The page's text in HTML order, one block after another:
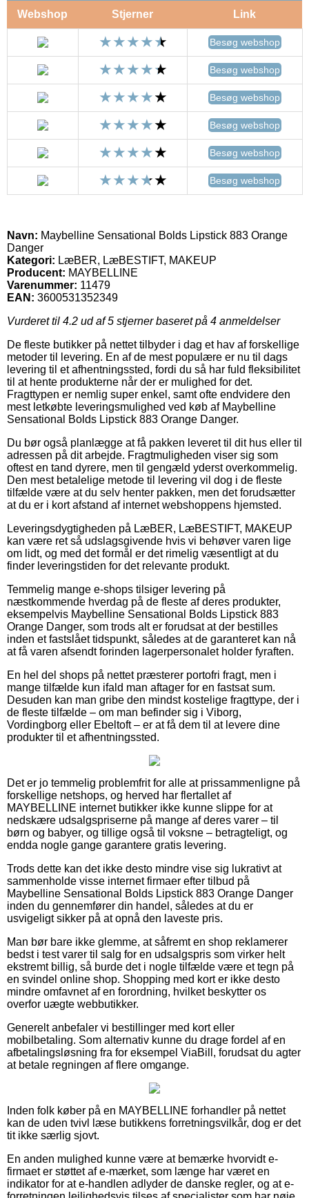
Webshop Stjerner Link
Besøg webshop
Besøg webshop
Besøg webshop
Besøg webshop
Besøg webshop
Besøg webshop
Navn: Maybelline Sensational Bolds Lipstick 883 Orange
Danger
Kategori: LæBER, LæBESTIFT, MAKEUP
Producent: MAYBELLINE
Varenummer: 11479
EAN: 3600531352349
Vurderet til 4.2 ud af 5 stjerner baseret på 4 anmeldelser
De fleste butikker på nettet tilbyder i dag et hav af forskellige
metoder til levering. En af de mest populære er nu til dags
levering til et afhentningssted, fordi du så har fuld fleksibilitet
til at hente produkterne når der er mulighed for det.
Fragttypen er nemlig super enkel, samt ofte endvidere den
mest letkøbte leveringsmulighed ved køb af Maybelline
Sensational Bolds Lipstick 883 Orange Danger.
Du bør også planlægge at få pakken leveret til dit hus eller til
adressen på dit arbejde. Fragtmuligheden viser sig som
oftest en tand dyrere, men til gengæld yderst overkommelig.
Den mest betalelige metode til levering vil dog i de fleste
tilfælde være at du selv henter pakken, men det forudsætter
at du er i kort afstand af internet webshoppens hjemsted.
Leveringsdygtigheden på LæBER, LæBESTIFT, MAKEUP
kan være ret så udslagsgivende hvis vi behøver varen lige
om lidt, og med det formål er det rimelig væsentligt at du
finder leveringstiden for det relevante produkt.
Temmelig mange e-shops tilsiger levering på
næstkommende hverdag på de fleste af deres produkter,
eksempelvis Maybelline Sensational Bolds Lipstick 883
Orange Danger, som trods alt er forudsat at der bestilles
inden et fastslået tidspunkt, således at de garanteret kan nå
at få varen afsendt forinden lagerpersonalet holder fyraften.
En hel del shops på nettet præsterer portofri fragt, men i
mange tilfælde kun ifald man aftager for en fastsat sum.
Desuden kan man gribe den mindst kostelige fragttype, der i
de fleste tilfælde – om man befinder sig i Viborg,
Vordingborg eller Ebeltoft – er at få dem til at levere dine
produkter til et afhentningssted.
Det er jo temmelig problemfrit for alle at prissammenligne på
forskellige netshops, og herved har flertallet af
MAYBELLINE internet butikker ikke kunne slippe for at
nedskære udsalgspriserne på mange af deres varer – til
børn og babyer, og tillige også til voksne – betragteligt, og
endda nogle gange garantere gratis levering.
Trods dette kan det ikke desto mindre vise sig lukrativt at
sammenholde visse internet firmaer efter tilbud på
Maybelline Sensational Bolds Lipstick 883 Orange Danger
inden du gennemfører din handel, således at du er
usvigeligt sikker på at opnå den laveste pris.
Man bør bare ikke glemme, at såfremt en shop reklamerer
bedst i test varer til salg for en udsalgspris som virker helt
ekstremt billig, så burde det i nogle tilfælde være et tegn på
en svindel online shop. Shopping med kort er ikke desto
mindre omfavnet af en forordning, hvilket beskytter os
overfor uægte webbutikker.
Generelt anbefaler vi bestillinger med kort eller
mobilbetaling. Som alternativ kunne du drage fordel af en
afbetalingsløsning fra for eksempel ViaBill, forudsat du agter
at betale regningen af flere omgange.
Inden folk køber på en MAYBELLINE forhandler på nettet
kan de uden tvivl læse butikkens forretningsvilkår, dog er det
tit ikke særlig sjovt.
En anden mulighed kunne være at bemærke hvorvidt e-
firmaet er støttet af e-mærket, som længe har været en
indikator for at e-handlen adlyder de danske regler, og at e-